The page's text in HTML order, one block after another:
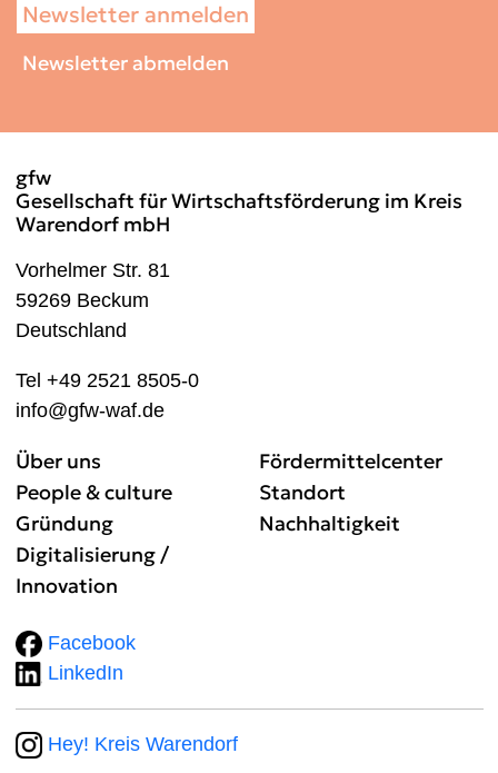
Newsletter anmelden
Newsletter abmelden
gfw
Gesellschaft für Wirtschaftsförderung im Kreis
Warendorf mbH
Vorhelmer Str. 81
59269 Beckum
Deutschland
Tel +49 2521 8505-0
info@gfw-waf.de
Über uns
People & culture
Gründung
Digitalisierung /
Innovation
Fördermittelcenter
Standort
Nachhaltigkeit
Facebook
LinkedIn
Hey! Kreis Warendorf